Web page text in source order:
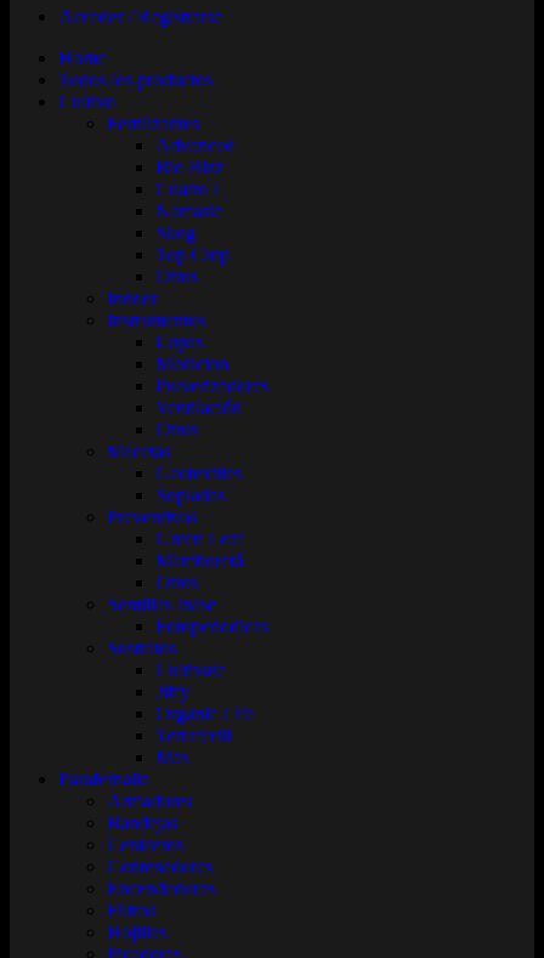
Acceder / Registrarse
Home
Todos los productos
Cultivo
Fertilizantes
Advanced
Bio Bizz
Cuatro L
Namaste
Skog
Top Crop
Otros
Indoor
Instrumentos
Lupas
Medicion
Pulverizadores
Ventilación
Otros
Macetas
Geotextiles
Sopladas
Preventivos
Green Leaf
Mamboretá
Otros
Semillas Inase
Fotoperiodicas
Sustratos
Cultivate
Jiffy
Organic Life
Terrafertil
Mas
Parafernalia
Armadores
Bandejas
Ceniceros
Contenedores
Encendedores
Filtros
Hojillas
Picadores